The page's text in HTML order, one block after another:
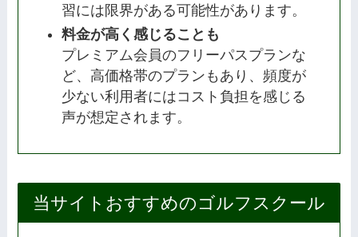
習には限界がある可能性があります。
料金が高く感じることも
プレミアム会員のフリーパスプランな
ど、高価格帯のプランもあり、頻度が
少ない利用者にはコスト負担を感じる
声が想定されます。
当サイトおすすめのゴルフスクール